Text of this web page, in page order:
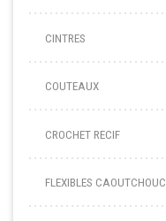
CINTRES
COUTEAUX
CROCHET RECIF
FLEXIBLES CAOUTCHOUC